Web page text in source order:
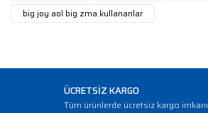
big joy aol big zma kullananlar
ÜCRETSİZ KARGO
Tüm ürünlerde ücretsiz kargo imkanı